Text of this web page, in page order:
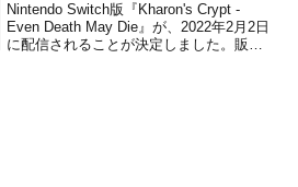
Nintendo Switch版『Kharon's Crypt -
Even Death May Die』が、2022年2月2日
に配信されることが決定しました。販売